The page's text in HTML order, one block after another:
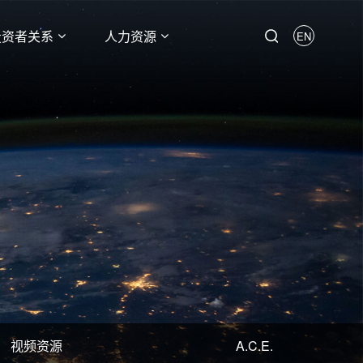
者关系 人力资源 EN
视频资源 A.C.E.